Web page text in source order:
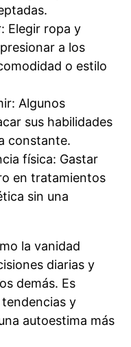
Elegir ropa y
a los
o estilo
Algunos
sus habilidades
constante.
física: Gastar
en tratamientos
sin una
la vanidad
diarias y
demás. Es
y
autoestima más